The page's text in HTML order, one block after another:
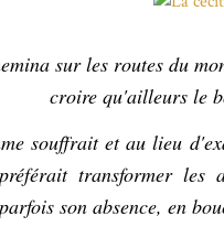
sur les routes du
croire qu'ailleurs le
souffrait et au lieu
transformer les
son absence, en